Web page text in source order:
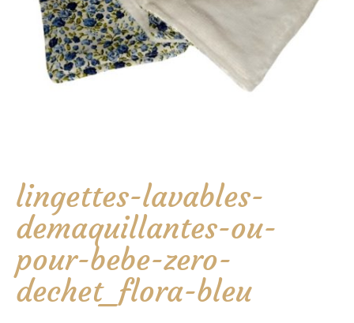
lingettes-lavables-
demaquillantes-ou-
pour-bebe-zero-
dechet_flora-bleu